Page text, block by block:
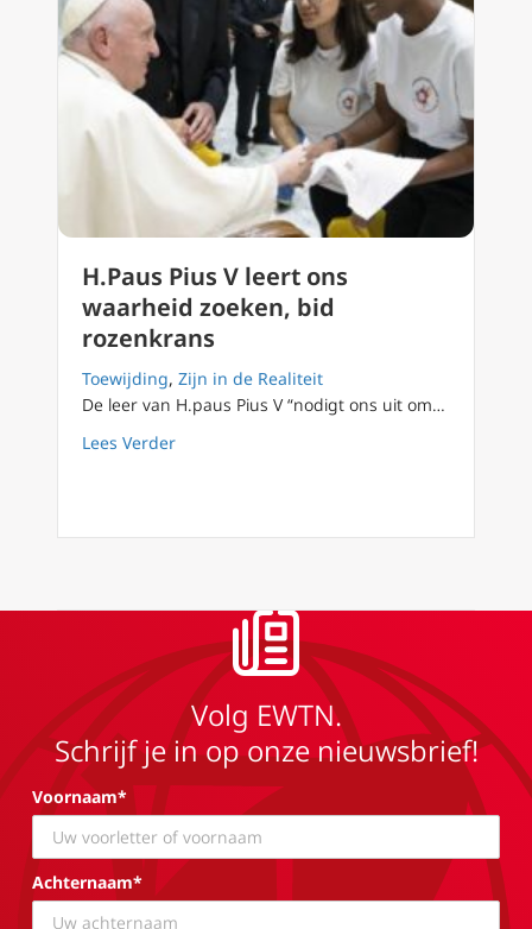
H.Paus Pius V leert ons
waarheid zoeken, bid
rozenkrans
Toewijding, Zijn in de Realiteit
De leer van H.paus Pius V “nodigt ons uit om…
Lees Verderabout H.Paus Pius V leert ons waarheid
Volg EWTN.
Schrijf je in op onze nieuwsbrief!
Voornaam*
Achternaam*